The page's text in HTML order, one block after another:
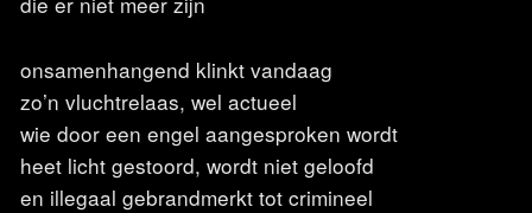
onsamenhangend klinkt vandaag
zo’n vluchtrelaas, wel actueel
wie door een engel aangesproken wordt
heet licht gestoord, wordt niet geloofd
en illegaal gebrandmerkt tot crimineel